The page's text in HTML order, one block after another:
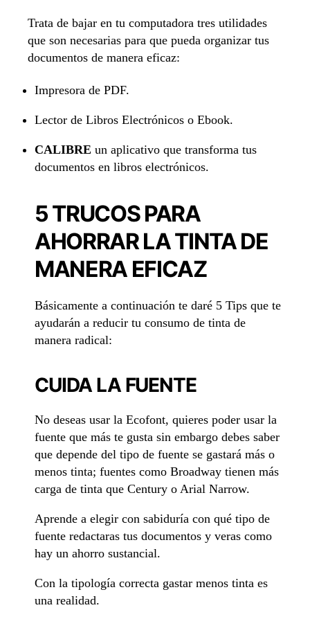
Trata de bajar en tu computadora tres utilidades
que son necesarias para que pueda organizar tus
documentos de manera eficaz:
Impresora de PDF.
Lector de Libros Electrónicos o Ebook.
CALIBRE un aplicativo que transforma tus
documentos en libros electrónicos.
5 TRUCOS PARA
AHORRAR LA TINTA DE
MANERA EFICAZ
Básicamente a continuación te daré 5 Tips que te
ayudarán a reducir tu consumo de tinta de
manera radical:
CUIDA LA FUENTE
No deseas usar la Ecofont, quieres poder usar la
fuente que más te gusta sin embargo debes saber
que depende del tipo de fuente se gastará más o
menos tinta; fuentes como Broadway tienen más
carga de tinta que Century o Arial Narrow.
Aprende a elegir con sabiduría con qué tipo de
fuente redactaras tus documentos y veras como
hay un ahorro sustancial.
Con la tipología correcta gastar menos tinta es
una realidad.